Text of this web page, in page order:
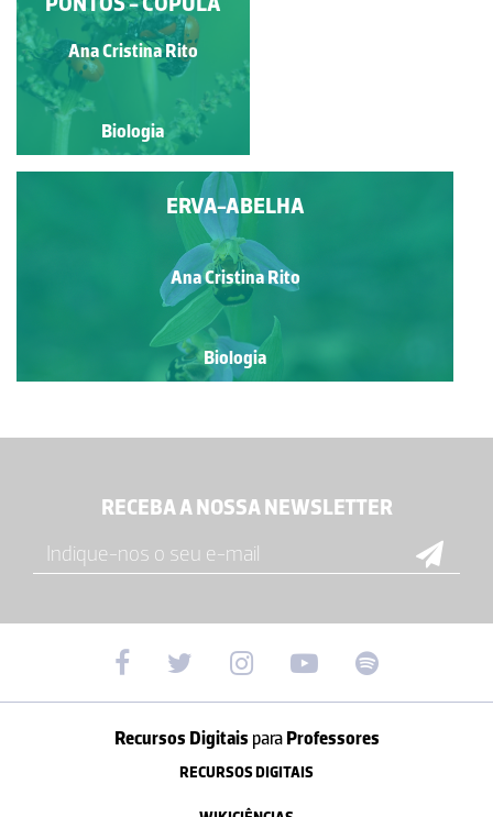
Francisco António Fidalgo
Félix Dias
Biologia
Ana Cristina Rito
Biologia
ERVA-ABELHA
Ana Cristina Rito
Biologia
RECEBA A NOSSA NEWSLETTER
Recursos Digitais paraProfessores
RECURSOS DIGITAIS